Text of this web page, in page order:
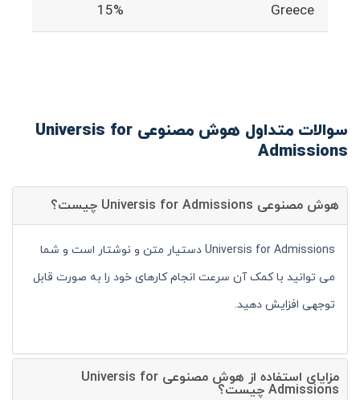
Greece
15%
سوالات متداول هوش مصنوعی Universis for
Admissions
هوش مصنوعی Universis for Admissions چیست؟
Universis for Admissions دستیار متن و نوشتار است و شما
می توانید با کمک آن سرعت انجام کارهای خود را به صورت قابل
توجهی افزایش دهید.
مزایای استفاده از هوش مصنوعی Universis for
Admissions چیست؟